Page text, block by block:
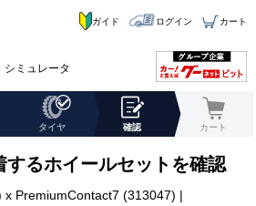
シミュレータ
ガイド ログイン カート
タイヤ 確認 カート
するホイールセットを確認
x PremiumContact7 (313047) |